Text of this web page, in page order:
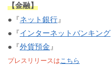
【金融】
●『ネット銀行』
●『インターネットバンキング
●『外貨預金 』
プレスリリースはこちら